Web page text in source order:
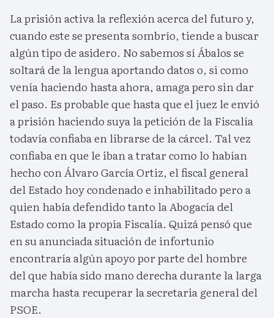
La prisión activa la reflexión acerca del futuro y,
cuando este se presenta sombrío, tiende a buscar
algún tipo de asidero. No sabemos sí Ábalos se
soltará de la lengua aportando datos o, si como
venía haciendo hasta ahora, amaga pero sin dar
el paso. Es probable que hasta que el juez le envió
a prisión haciendo suya la petición de la Fiscalía
todavía confiaba en librarse de la cárcel. Tal vez
confiaba en que le iban a tratar como lo habían
hecho con Álvaro García Ortiz, el fiscal general
del Estado hoy condenado e inhabilitado pero a
quien había defendido tanto la Abogacía del
Estado como la propia Fiscalía. Quizá pensó que
en su anunciada situación de infortunio
encontraría algún apoyo por parte del hombre
del que había sido mano derecha durante la larga
marcha hasta recuperar la secretaria general del
PSOE.